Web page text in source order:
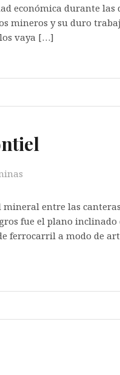
económica durante las
mineros y su duro
vaya […]
entre las
fue el plano inclinado
ferrocarril a modo de